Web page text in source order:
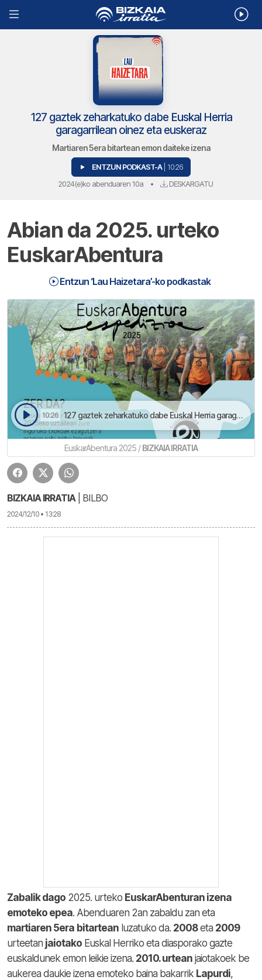
127 gaztek zeharkatuko dabe Euskal Herria
garagarrilean oinez eta euskeraz
Martiaren 5era bitartean emon daiteke izena
ENTZUN PODKAST-A | 10:26
2024(e)ko abenduaren 10a • DESKARGATU
Abian da 2025. urteko
EuskarAbentura
Entzun ‘Lau Haizetara’-ko podkastak
10:26 127 gaztek zeharkatuko dabe Euskal Herria garagarrilean oinez eta euskeraz | Lau Haizetara
EuskarAbentura 2025 /BIZKAIA IRRATIA
BIZKAIA IRRATIA | BILBO
2024/12/10 • 13:28
Zabalik dago 2025. urteko EuskarAbenturan izena
emoteko epea. Abenduaren 2an zabaldu zan eta
martiaren 5era bitartean luzatuko da. 2008eta 2009
urteetan jaiotako Euskal Herriko eta diasporako gazte
euskaldunek emon leikie izena. 2010. urtean jaiotakoek be
aukerea daukie izena emoteko baina bakarrik Lapurdi,